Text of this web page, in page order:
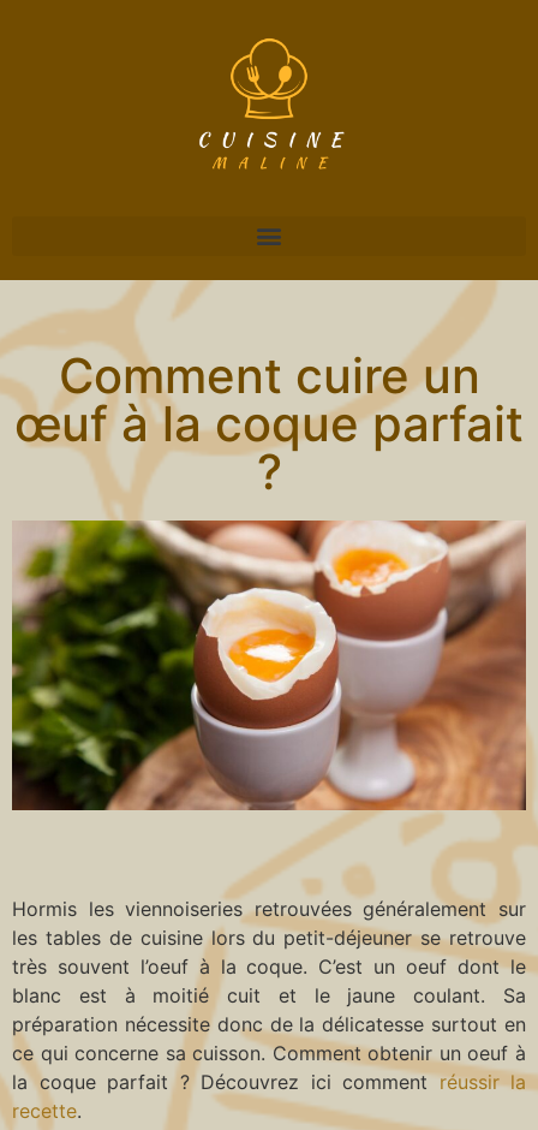
Comment cuire un
œuf à la coque parfait
?
Hormis les viennoiseries retrouvées généralement sur
les tables de cuisine lors du petit-déjeuner se retrouve
très souvent l’oeuf à la coque. C’est un oeuf dont le
blanc est à moitié cuit et le jaune coulant. Sa
préparation nécessite donc de la délicatesse surtout en
ce qui concerne sa cuisson. Comment obtenir un oeuf à
la coque parfait ? Découvrez ici commentréussir la
recette.